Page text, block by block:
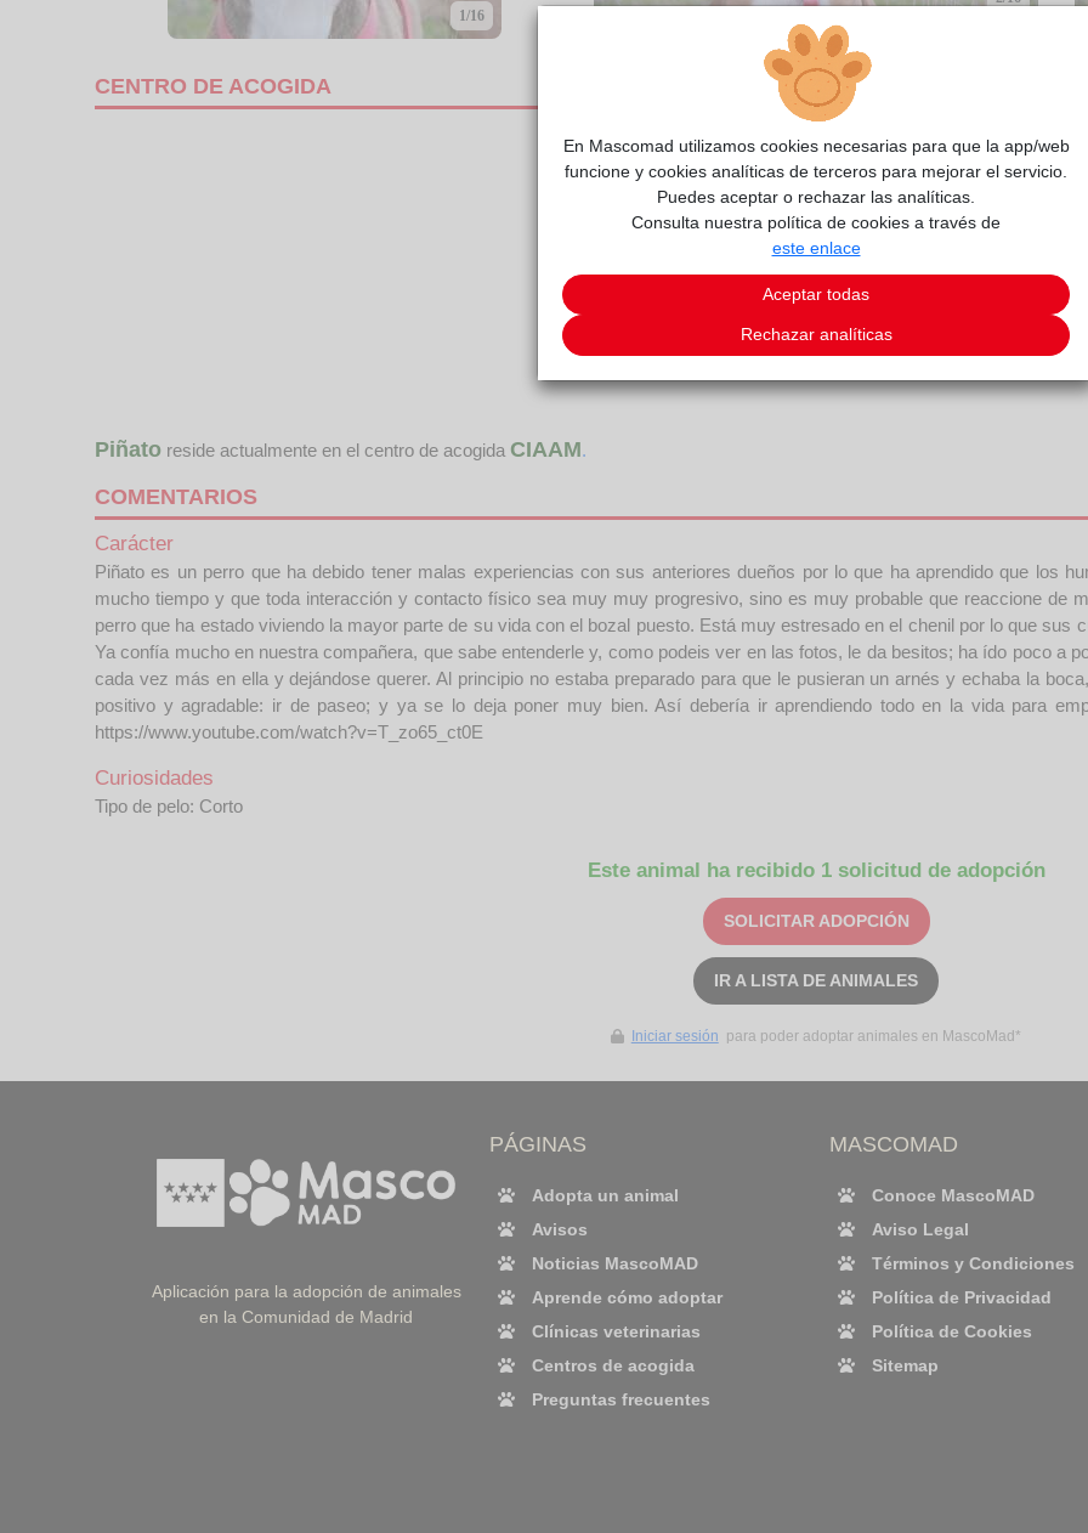
1/16
CENTRO DE ACOGIDA
Piñato reside actualmente en el centro de acogida CIAAM.
COMENTARIOS
Carácter
Piñato es un perro que ha debido tener malas experiencias con sus anteriores dueños por lo que ha aprendido que los
mucho tiempo y que toda interacción y contacto físico sea muy muy progresivo, sino es muy probable que reaccione de
perro que ha estado viviendo la mayor parte de su vida con el bozal puesto. Está muy estresado en el chenil por lo que sus
Ya confía mucho en nuestra compañera, que sabe entenderle y, como podeis ver en las fotos, le da besitos; ha ído poco a
cada vez más en ella y dejándose querer. Al principio no estaba preparado para que le pusieran un arnés y echaba la
positivo y agradable: ir de paseo; y ya se lo deja poner muy bien. Así debería ir aprendiendo todo en la vida para
https://www.youtube.com/watch?v=T_zo65_ct0E
Curiosidades
Tipo de pelo: Corto
Este animal ha recibido 1 solicitud de adopción
SOLICITAR ADOPCIÓN
IR A LISTA DE ANIMALES
Iniciar sesión para poder adoptar animales en MascoMad*
Aplicación para la adopción de animales
en la Comunidad de Madrid
PÁGINAS
Adopta un animal
Avisos
Noticias MascoMAD
Aprende cómo adoptar
Clínicas veterinarias
Centros de acogida
Preguntas frecuentes
MASCOMAD
Conoce MascoMAD
Aviso Legal
Términos y Condiciones
Política de Privacidad
Política de Cookies
Sitemap
En Mascomad utilizamos cookies necesarias para que la app/web
funcione y cookies analíticas de terceros para mejorar el servicio.
Puedes aceptar o rechazar las analíticas.
Consulta nuestra política de cookies a través de
este enlace
Aceptar todas
Rechazar analíticas